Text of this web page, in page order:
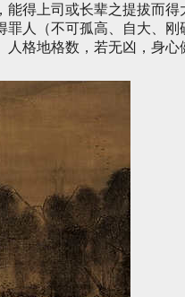
能得上司或长辈之提拔而
罪人（不可孤高、自大、
格地格数，若无凶，身心